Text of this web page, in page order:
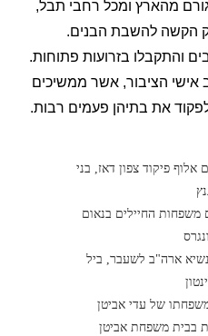
מהארץ ומכל רחבי תבל,
הקשה להשבת הבנים.
והתקבלו בזרועות פתוחות.
אישי הציבור, אשר ממשיכים
את בתיהן פעמים רבות.